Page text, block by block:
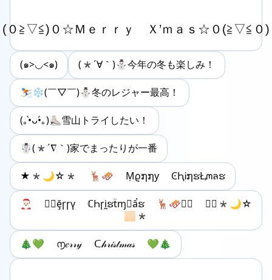
(๑>◡<๑) (*´∀｀)⛄️今年の冬も楽しみ！
⛷️❄️(￣▽￣)⛄️冬のレジャー最高！
(｡•̀ᴗ•́｡)⛸️雪山トライしたい！
☃️(*´∇｀)家でまったりが一番
★*🌙☆* 🦌🛷 Ṃϱ໗໗у ϾԦᎥ໗ຮŁᘻลຮ
🎅🏻 ൱🏻ḝꞅꞅү ℂҺꞅḭຮẗɱ🏻ẩຮ 🦌🛷𒈱🏻 ★🏻*🌙☆
🏻*
🎄💚 ൱𝑒𝓇𝓇𝓎 ᑕ𝒽𝓇𝒾𝓈𝓉𝓂𝒶𝓈 💚🎄